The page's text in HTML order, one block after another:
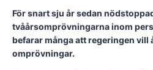
För snart sju år sedan
tvåårsomprövningarna inom
befarar många att regeringen vill
omprövningar.